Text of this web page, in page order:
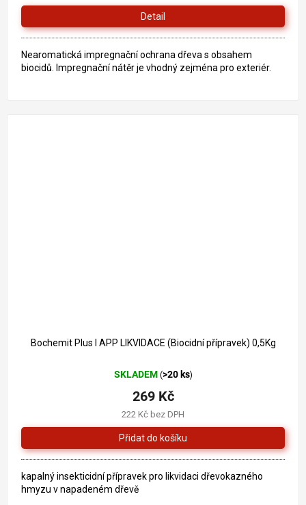
z
5
hvězdiček.
Detail
Nearomatická impregnační ochrana dřeva s obsahem
biocidů. Impregnační nátěr je vhodný zejména pro exteriér.
Bochemit Plus I APP LIKVIDACE (Biocidní přípravek) 0,5Kg
SKLADEM (>20 ks)
222 Kč bez DPH
269 Kč
kapalný insekticidní přípravek pro likvidaci dřevokazného
hmyzu v napadeném dřevě